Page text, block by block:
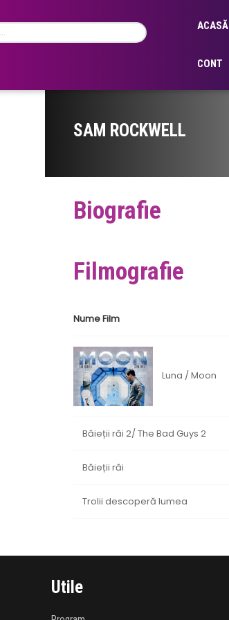
ACASĂ
CONT
SAM ROCKWELL
Biografie
Filmografie
Nume Film
Luna / Moon
Băieții răi 2/ The Bad Guys 2
Băieții răi
Trolii descoperă lumea
Utile